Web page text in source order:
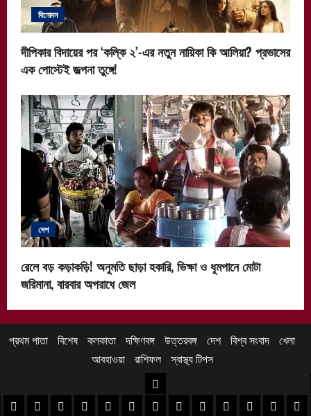
বিনোদন
দীপিকার বিদায়ের পর ‘কল্কি ২’-এর নতুন নায়িকা কি আলিয়া? প্রভাসের
এক পোস্টেই জল্পনা তুঙ্গে!
দেশ
রেলে বড় কড়াকড়ি! অনুমতি ছাড়া হকারি, ভিক্ষা ও ধূমপানে মোটা
জরিমানা, বারবার অপরাধে জেল
প্রথম পাতা বিশেষ কলকাতা দক্ষিণবঙ্গ উত্তরবঙ্গ দেশ বিশ্ব সংবাদ খেলা
আবহাওয়া
রাশিফল স্বাস্থ্য টিপস
খবর
খবর
পুরুলিয়া খবর
বাঁকুড়া খবরপশ্চিম বর্ধমান খবর
পূর্ব বর্ধমান খবর
বীরভূম খবরমুর্শিদাবাদ খবর
উত্তরবঙ্গ
কোচবিহার নিউজ
আলিপুরদুয়ার খবর
জলপাইগুড়ি খবর
শিলিগুড়ি খবর
উত্তরদক্ষিণ